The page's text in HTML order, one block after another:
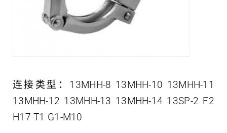
连接类型：13MHH-8 13MHH-10 13MHH-11
13MHH-12 13MHH-13 13MHH-14 13SP-2 F2
H17 T1 G1-M10